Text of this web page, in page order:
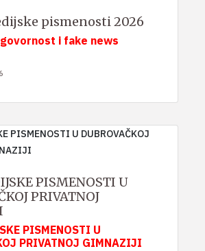
pismenosti 2026
i fake news
PISMENOSTI U
PRIVATNOJ
PISMENOSTI U
PRIVATNOJ GIMNAZIJI